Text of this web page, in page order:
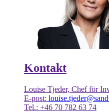
Kontakt
Louise Tjeder, Chef för
E-post:
Tel.: +46 70 782 63 74